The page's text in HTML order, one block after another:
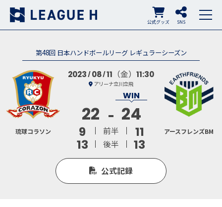
SNS
公式グッズ
第48回 日本ハンドボールリーグ レギュラーシーズン
琉球コラソン
2023 08 11 （金）11:30
アリーナ立川立飛
22 24
9 前半
11
13
後半 13
アースフレンズBM
公式記録